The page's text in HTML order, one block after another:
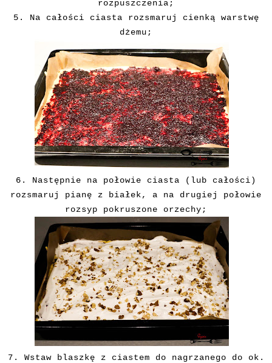
rozpuszczenia;
5. Na całości ciasta rozsmaruj cienką warstwę
dżemu;
6. Następnie na połowie ciasta (lub całości)
rozsmaruj pianę z białek, a na drugiej połowie
rozsyp pokruszone orzechy;
7. Wstaw blaszkę z ciastem do nagrzanego do ok.